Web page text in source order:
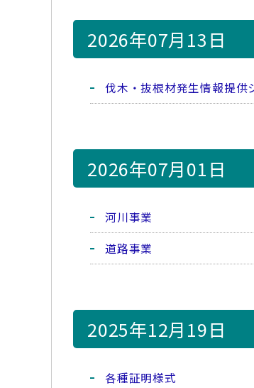
2026年07月13日
伐木・抜根材発生情報提供
2026年07月01日
河川事業
道路事業
2025年12月19日
各種証明様式